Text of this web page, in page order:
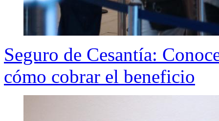
Seguro de Cesantía:
cómo cobrar el beneficio